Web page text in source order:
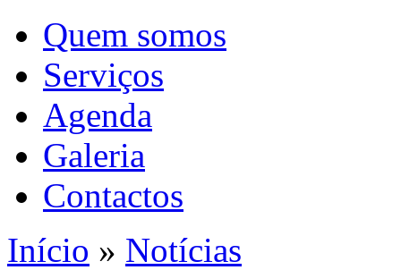
Quem somos
Serviços
Agenda
Galeria
Contactos
Início » Notícias